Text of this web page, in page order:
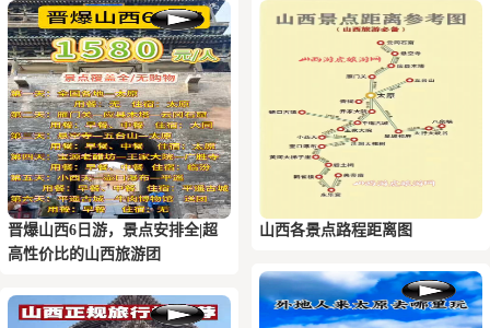
晋爆山西6日游，景点安排全|超
高性价比的山西旅游团
山西各景点路程距离图